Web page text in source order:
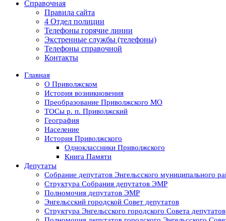
Справочная
Правила сайта
4 Отдел полиции
Телефоны горячие линии
Экстренные службы (телефоны)
Телефоны справочной
Контакты
Главная
О Приволжском
История возникновения
Преобразование Приволжского МО
ТОСы р. п. Приволжский
География
Население
История Приволжского
Одноклассники Приволжского
Книга Памяти
Депутаты
Собрание депутатов Энгельсского муниципального
Структура Собрания депутатов ЭМР
Полномочия депутатов ЭМР
Энгельсский городской Совет депутатов
Структура Энгельсского городского Совета депутатов